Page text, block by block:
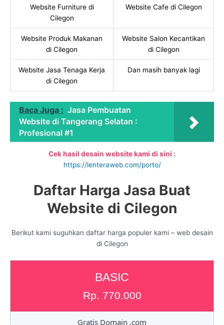
Website Furniture di
Cilegon
Website Cafe di Cilegon
Website Produk Makanan
di Cilegon
Website Salon Kecantikan
di Cilegon
Website Jasa Tenaga Kerja
di Cilegon
Dan masih banyak lagi
Baca Juga : Jasa Pembuatan
Website di Tangerang Selatan :
Profesional #1
Cek hasil desain website kami di sini :
https://lenteraweb.com/porto/
Daftar Harga Jasa Buat
Website di Cilegon
Berikut kami suguhkan daftar harga populer kami – web desain
di Cilegon
BASIC
Rp. 770.000
Gratis Domain .com